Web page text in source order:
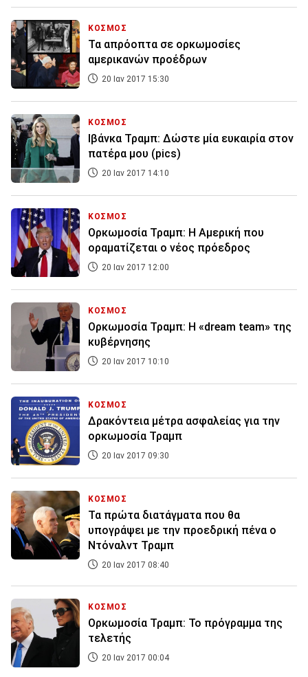
ΚΟΣΜΟΣ
Τα απρόοπτα σε ορκωμοσίες
αμερικανών προέδρων
20 Ιαν 2017 15:30
ΚΟΣΜΟΣ
Ιβάνκα Τραμπ: Δώστε μία ευκαιρία στον
πατέρα μου (pics)
20 Ιαν 2017 14:10
ΚΟΣΜΟΣ
Ορκωμοσία Τραμπ: Η Αμερική που
οραματίζεται ο νέος πρόεδρος
20 Ιαν 2017 12:00
ΚΟΣΜΟΣ
Ορκωμοσία Τραμπ: Η «dream team» της
κυβέρνησης
20 Ιαν 2017 10:10
ΚΟΣΜΟΣ
Δρακόντεια μέτρα ασφαλείας για την
ορκωμοσία Τραμπ
20 Ιαν 2017 09:30
ΚΟΣΜΟΣ
Τα πρώτα διατάγματα που θα
υπογράψει με την προεδρική πένα ο
Ντόναλντ Τραμπ
20 Ιαν 2017 08:40
ΚΟΣΜΟΣ
Ορκωμοσία Τραμπ: Το πρόγραμμα της
τελετής
20 Ιαν 2017 00:04